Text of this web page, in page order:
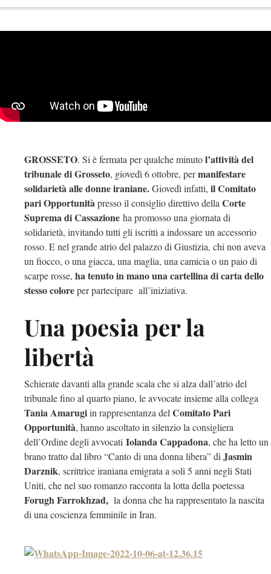
GROSSETO. Si è fermata per qualche minutol’attività del
tribunale di Grosseto, giovedì 6 ottobre, permanifestare
solidarietà alle donne iraniane.Giovedì infatti, il Comitato
pari Opportunitàpresso il consiglio direttivo dellaCorte
Suprema di Cassazione ha promosso una giornata di
solidarietà, invitando tutti gli iscritti a indossare un accessorio
rosso. E nel grande atrio del palazzo di Giustizia, chi non aveva
un fiocco, o una giacca, una maglia, una camicia o un paio di
scarpe rosse, ha tenuto in mano una cartellina di carta dello
stesso coloreper partecipare all’iniziativa.
Una poesia per la
libertà
Schierate davanti alla grande scala che si alza dall’atrio del
tribunale fino al quarto piano, le avvocate insieme alla collega
Tania Amarugiin rappresentanza delComitato Pari
Opportunità, hanno ascoltato in silenzio la consigliera
dell’Ordine degli avvocati Iolanda Cappadona, che ha letto un
brano tratto dal libro “Canto di una donna libera” diJasmin
Darznik, scrittrice iraniana emigrata a soli 5 anni negli Stati
Uniti, che nel suo romanzo racconta la lotta della poetessa
Forugh Farrokhzad, la donna che ha rappresentato la nascita
di una coscienza femminile in Iran.